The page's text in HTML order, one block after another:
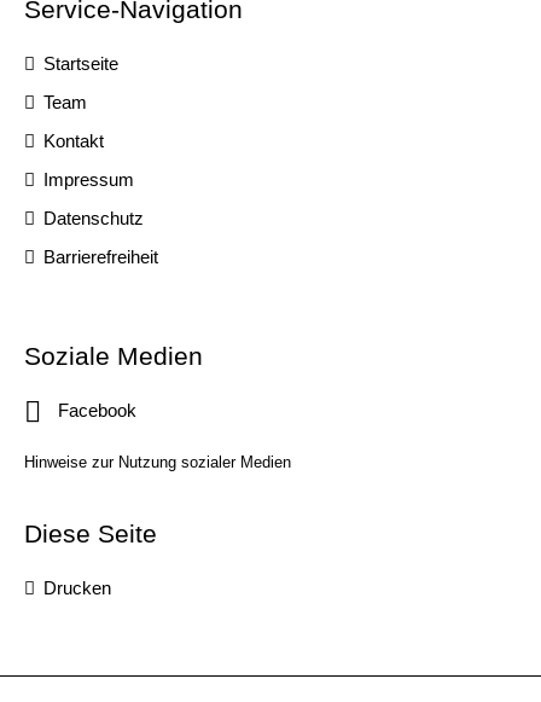
Service-Navigation
Startseite
Team
Kontakt
Impressum
Datenschutz
Barrierefreiheit
Soziale Medien
Facebook
Hinweise zur Nutzung sozialer Medien
Diese Seite
Drucken